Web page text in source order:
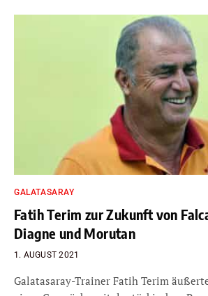
GALATASARAY
Fatih Terim zur Zukunft von
Diagne und Morutan
1. AUGUST 2021
Galatasaray-Trainer Fatih Terim